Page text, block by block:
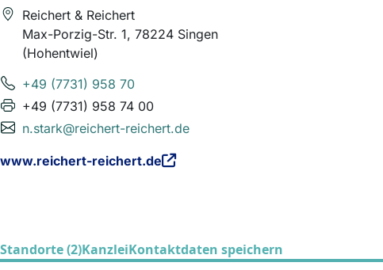
Reichert & Reichert
Max-Porzig-Str. 1, 78224 Singen
(Hohentwiel)
+49 (7731) 958 70
+49 (7731) 958 74 00
n.stark@reichert-reichert.de
www.reichert-reichert.de
Standorte (2)KanzleiKontaktdaten speichern